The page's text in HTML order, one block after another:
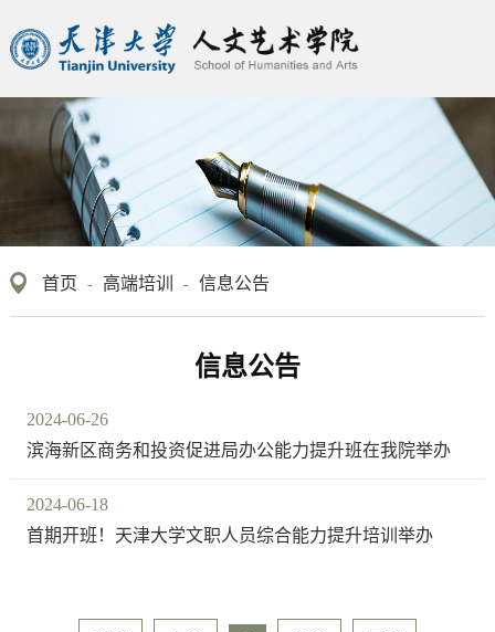
首页 - 高端培训 - 信息公告
信息公告
2024-06-26
滨海新区商务和投资促进局办公能力提升班在我院举办
2024-06-18
首期开班！天津大学文职人员综合能力提升培训举办